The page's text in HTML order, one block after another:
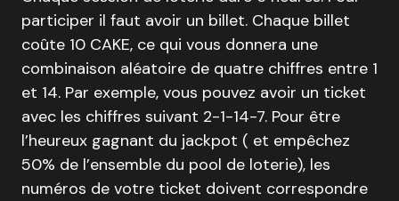
participer il faut avoir un billet. Chaque billet
coûte 10 CAKE, ce qui vous donnera une
combinaison aléatoire de quatre chiffres entre 1
et 14. Par exemple, vous pouvez avoir un ticket
avec les chiffres suivant 2-1-14-7. Pour être
l’heureux gagnant du jackpot ( et empêchez
50% de l’ensemble du pool de loterie), les
numéros de votre ticket doivent correspondre